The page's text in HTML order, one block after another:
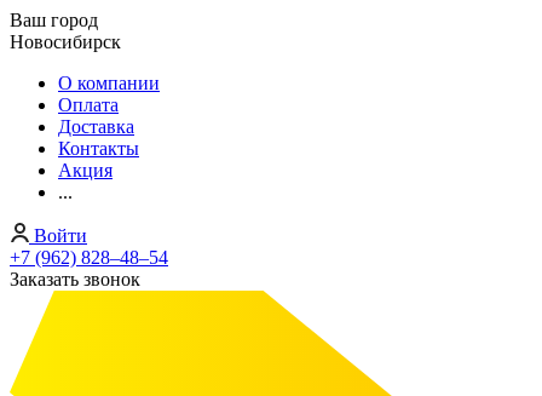
Ваш город
Новосибирск
О компании
Оплата
Доставка
Контакты
Акция
...
Войти
+7 (962) 828‒48‒54
Заказать звонок